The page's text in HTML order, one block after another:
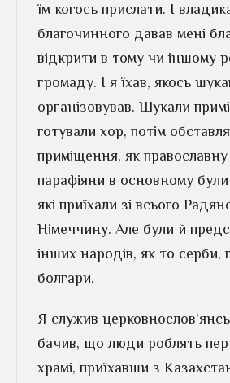
їм когось прислати. І
благочинного давав мені
відкрити в тому чи іншому
громаду. І я їхав, якось
організовував. Шукали
готували хор, потім
приміщення, як православну
парафіяни в основному були
які приїхали зі всього
Німеччину. Але були й
інших народів, як то серби,
болгари.
Я служив
бачив, що люди роблять
храмі, приїхавши з